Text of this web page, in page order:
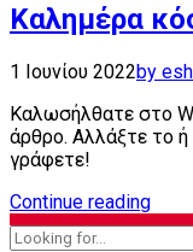
Καλημέρα
1 Ιουνίου 2022by
Καλωσήλθατε στο
άρθρο. Αλλάξτε το ή
γράφετε!
Continue reading